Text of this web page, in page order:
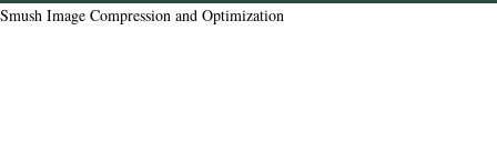
Smush Image Compression and Optimization